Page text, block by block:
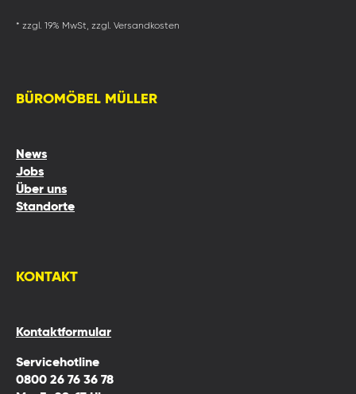
* zzgl. 19% MwSt, zzgl. Versandkosten
BÜROMÖBEL MÜLLER
News
Jobs
Über uns
Standorte
KONTAKT
Kontaktformular
Servicehotline
0800 26 76 36 78